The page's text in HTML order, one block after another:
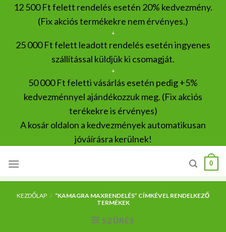
12 500 Ft felett rendelés esetén 20% kedvezmény.
(Fix akciós termékekre nem érvényes.)
+
25 000 Ft felett leadott rendelés esetén ingyenes
szállítással küldjük ki csomagját.
+
50 000 Ft feletti vásárlás esetén pedig +5%
kedvezménnyel ajándékozzuk meg. (Fix akciós
terékekre is érvényes)
A kosár oldalon a kedvezmények automatikusan
jóváírásra kerülnek!
0
KEZDŐLAP / “KAMAGRA MAXRENDELÉS” CÍMKÉVEL RENDELKEZŐ
TERMÉKEK
SZŰRÉS